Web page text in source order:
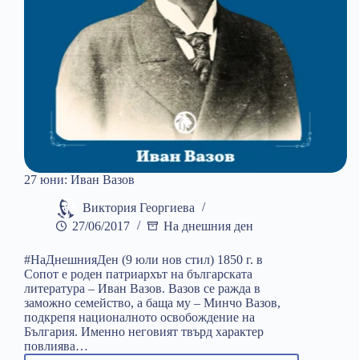
27 юни: Иван Вазов
Виктория Георгиева
27/06/2017
На днешния ден
#НаДнешнияДен (9 юли нов стил) 1850 г. в
Сопот е роден патриархът на българската
литература – Иван Вазов. Вазов се ражда в
заможно семейство, а баща му – Минчо Вазов,
подкрепя националното освобождение на
България. Именно неговият твърд характер
повлиява…